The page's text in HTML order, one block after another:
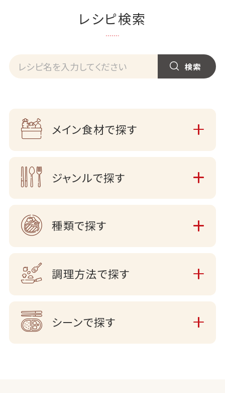
レシピ検索
メイン食材で探す
ジャンルで探す
種類で探す
調理方法で探す
シーンで探す